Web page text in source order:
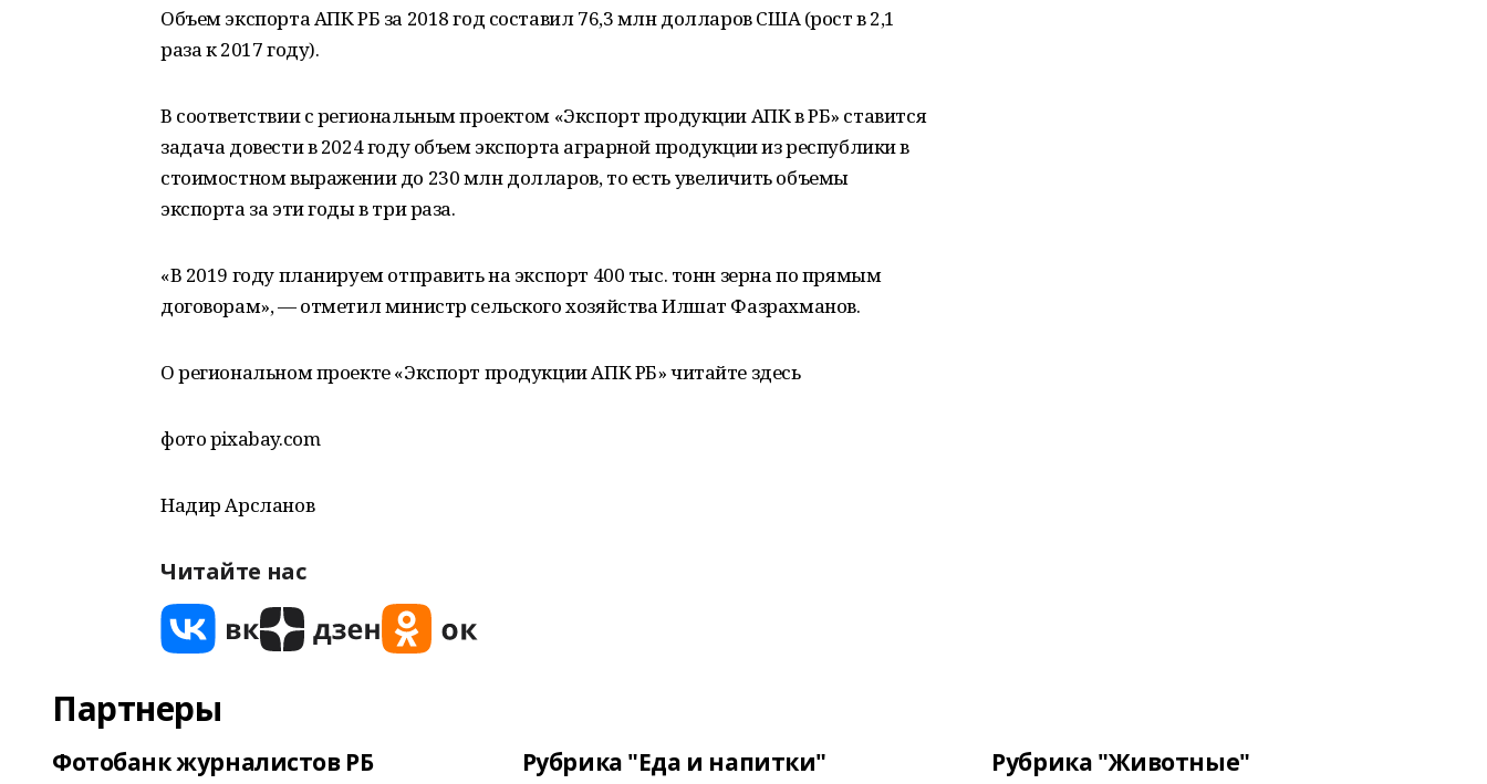
Объем экспорта АПК РБ за 2018 год составил 76,3 млн долларов США (рост в 2,1
раза к 2017 году).
В соответствии с региональным проектом «Экспорт продукции АПК в РБ» ставится
задача довести в 2024 году объем экспорта аграрной продукции из республики в
стоимостном выражении до 230 млн долларов, то есть увеличить объемы
экспорта за эти годы в три раза.
«В 2019 году планируем отправить на экспорт 400 тыс. тонн зерна по прямым
договорам», — отметил министр сельского хозяйства Илшат Фазрахманов.
О региональном проекте «Экспорт продукции АПК РБ» читайте здесь
фото pixabay.com
Надир Арсланов
Читайте нас
Партнеры
Фотобанк журналистов РБ Рубрика "Еда и напитки" Рубрика "Животные"